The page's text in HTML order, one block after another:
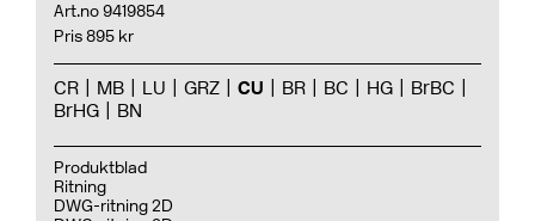
Art.no 9419854
Pris 895 kr
CR MB LU GRZ CU BR BC HG
BrBC
BrHG
BN
Produktblad
Ritning
DWG-ritning 2D